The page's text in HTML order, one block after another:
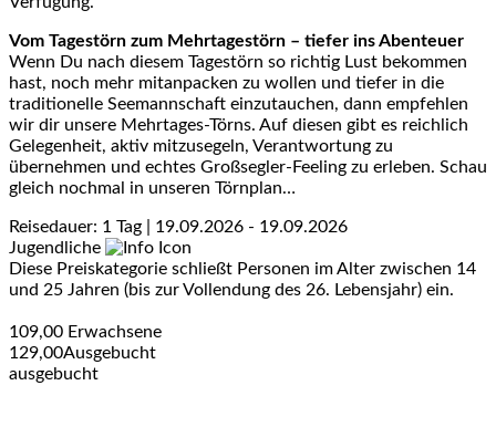
Vom Tagestörn zum Mehrtagestörn – tiefer ins Abenteuer
Wenn Du nach diesem Tagestörn so richtig Lust bekommen
hast, noch mehr mitanpacken zu wollen und tiefer in die
traditionelle Seemannschaft einzutauchen, dann empfehlen
wir dir unsere Mehrtages-Törns. Auf diesen gibt es reichlich
Gelegenheit, aktiv mitzusegeln, Verantwortung zu
übernehmen und echtes Großsegler-Feeling zu erleben. Schau
gleich nochmal in unseren Törnplan…
Reisedauer: 1 Tag | 19.09.2026 - 19.09.2026
Jugendliche
Diese Preiskategorie schließt Personen im Alter zwischen 14
und 25 Jahren (bis zur Vollendung des 26. Lebensjahr) ein.
109,00 Erwachsene
129,00Ausgebucht
ausgebucht